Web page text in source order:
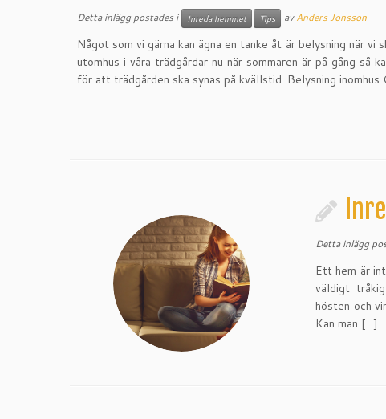
Detta inlägg postades i Inreda hemmet Tips avAnders Jonsson
Något som vi gärna kan ägna en tanke åt är belysning när vi
utomhus i våra trädgårdar nu när sommaren är på gång så
för att trädgården ska synas på kvällstid. Belysning
Detta inlägg
Ett hem är
väldigt
hösten och
Kan man […]